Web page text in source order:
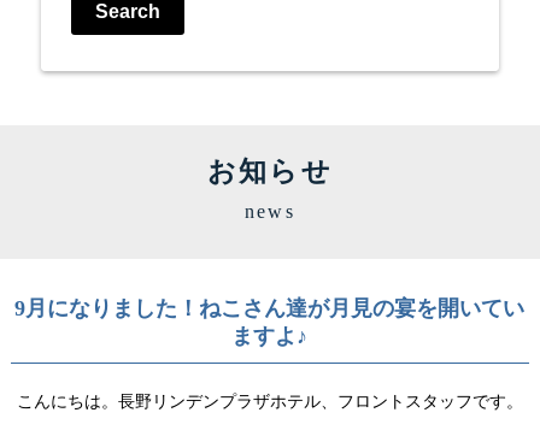
Search
お知らせ
news
9月になりました！ねこさん達が月見の宴を開いてい
ますよ♪
こんにちは。長野リンデンプラザホテル、フロントスタッフです。